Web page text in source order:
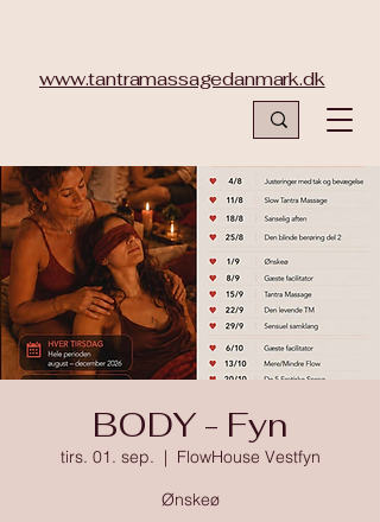
www.tantramassagedanmark.dk
BODY - Fyn
tirs. 01. sep.
  |
FlowHouse Vestfyn
Ønskeø